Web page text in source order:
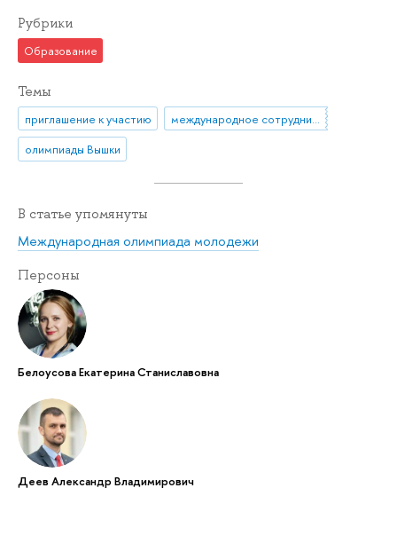
Рубрики
Образование
Темы
приглашение к участию
олимпиады Вышки
В статье упомянуты
Международная олимпиада молодежи
Персоны
Белоусова Екатерина Станиславовна
Деев Александр Владимирович